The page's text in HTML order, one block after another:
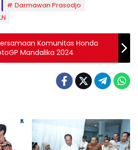
Darmawan Prasodjo
Komunitas Honda
Mandalika 2024